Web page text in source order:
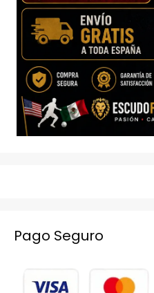
Pago Seguro